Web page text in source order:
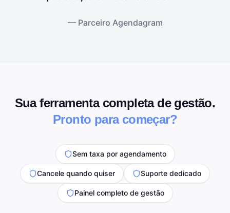
— Parceiro Agendagram
Sua ferramenta completa de gestão.
Pronto para começar?
Sem taxa por agendamento
Cancele quando quiser Suporte dedicado
Painel completo de gestão